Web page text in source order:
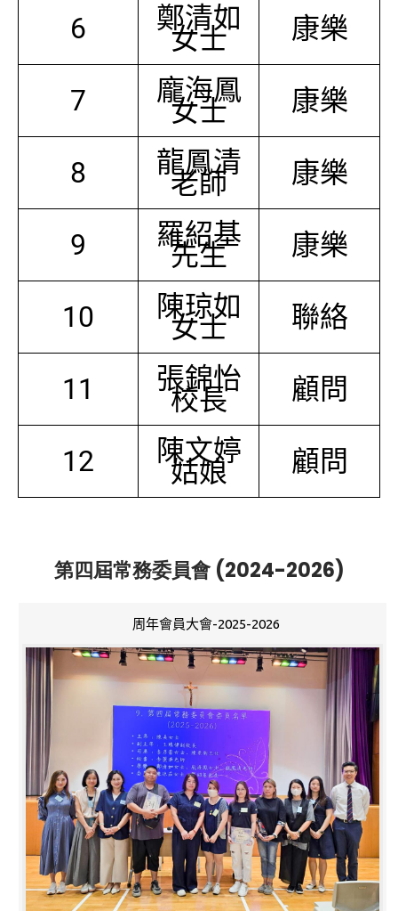
6 鄭清如
女士 康樂
7 龐海鳳
女士 康樂
8 龍鳳清
老師 康樂
9 羅紹基
先生 康樂
10 陳琼如
女士 聯絡
11 張錦怡
校長 顧問
12 陳文婷
姑娘 顧問
第四屆常務委員會 (2024-2026)
周年會員大會-2025-2026